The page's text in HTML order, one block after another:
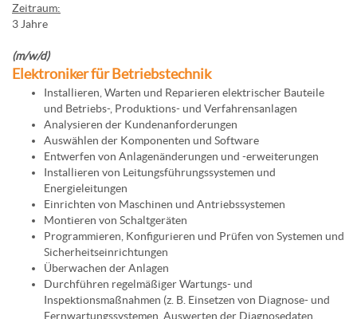
Zeitraum:
3 Jahre
(m/w/d)
Elektroniker für Betriebstechnik
Installieren, Warten und Reparieren elektrischer Bauteile
und Betriebs-, Produktions- und Verfahrensanlagen
Analysieren der Kundenanforderungen
Auswählen der Komponenten und Software
Entwerfen von Anlagenänderungen und -erweiterungen
Installieren von Leitungsführungssystemen und
Energieleitungen
Einrichten von Maschinen und Antriebssystemen
Montieren von Schaltgeräten
Programmieren, Konfigurieren und Prüfen von Systemen und
Sicherheitseinrichtungen
Überwachen der Anlagen
Durchführen regelmäßiger Wartungs- und
Inspektionsmaßnahmen (z. B. Einsetzen von Diagnose- und
Fernwartungssystemen, Auswerten der Diagnosedaten,